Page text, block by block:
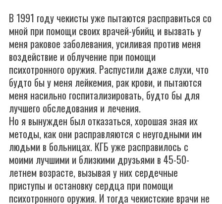
В 1991 году чекисты уже пытаются расправиться со
мной при помощи своих врачей-убийц и вызвать у
меня раковое заболевания, усиливая против меня
воздействие и облучение при помощи
психотронного оружия. Распустили даже слухи, что
будто бы у меня лейкемия, рак крови, и пытаются
меня насильно госпитализировать, будто бы для
лучшего обследования и лечения.
Но я вынужден был отказаться, хорошая зная их
методы, как они расправляются с неугодными им
людьми в больницах. КГБ уже расправилось с
моими лучшими и близкими друзьями в 45-50-
летнем возрасте, вызывая у них сердечные
приступы и остановку сердца при помощи
психотронного оружия. И тогда чекистские врачи не